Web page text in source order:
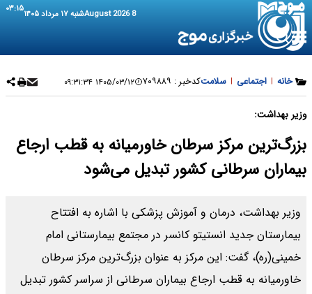
8 August 2026 شنبه ۱۷ مرداد ۱۴۰۵ ۰۳:۱۵
خانه | اجتماعی | سلامتکدخبر : ۷۰۹۸۸۹ ۱۴۰۵/۰۳/۱۲ ۰۹:۳۱:۳۴
وزیر بهداشت:
بزرگ‌ترین مرکز سرطان خاورمیانه به قطب ارجاع
بیماران سرطانی کشور تبدیل می‌شود
وزیر بهداشت، درمان و آموزش پزشکی با اشاره به افتتاح
بیمارستان جدید انستیتو کانسر در مجتمع بیمارستانی امام
خمینی(ره)، گفت: این مرکز به عنوان بزرگ‌ترین مرکز سرطان
خاورمیانه به قطب ارجاع بیماران سرطانی از سراسر کشور تبدیل